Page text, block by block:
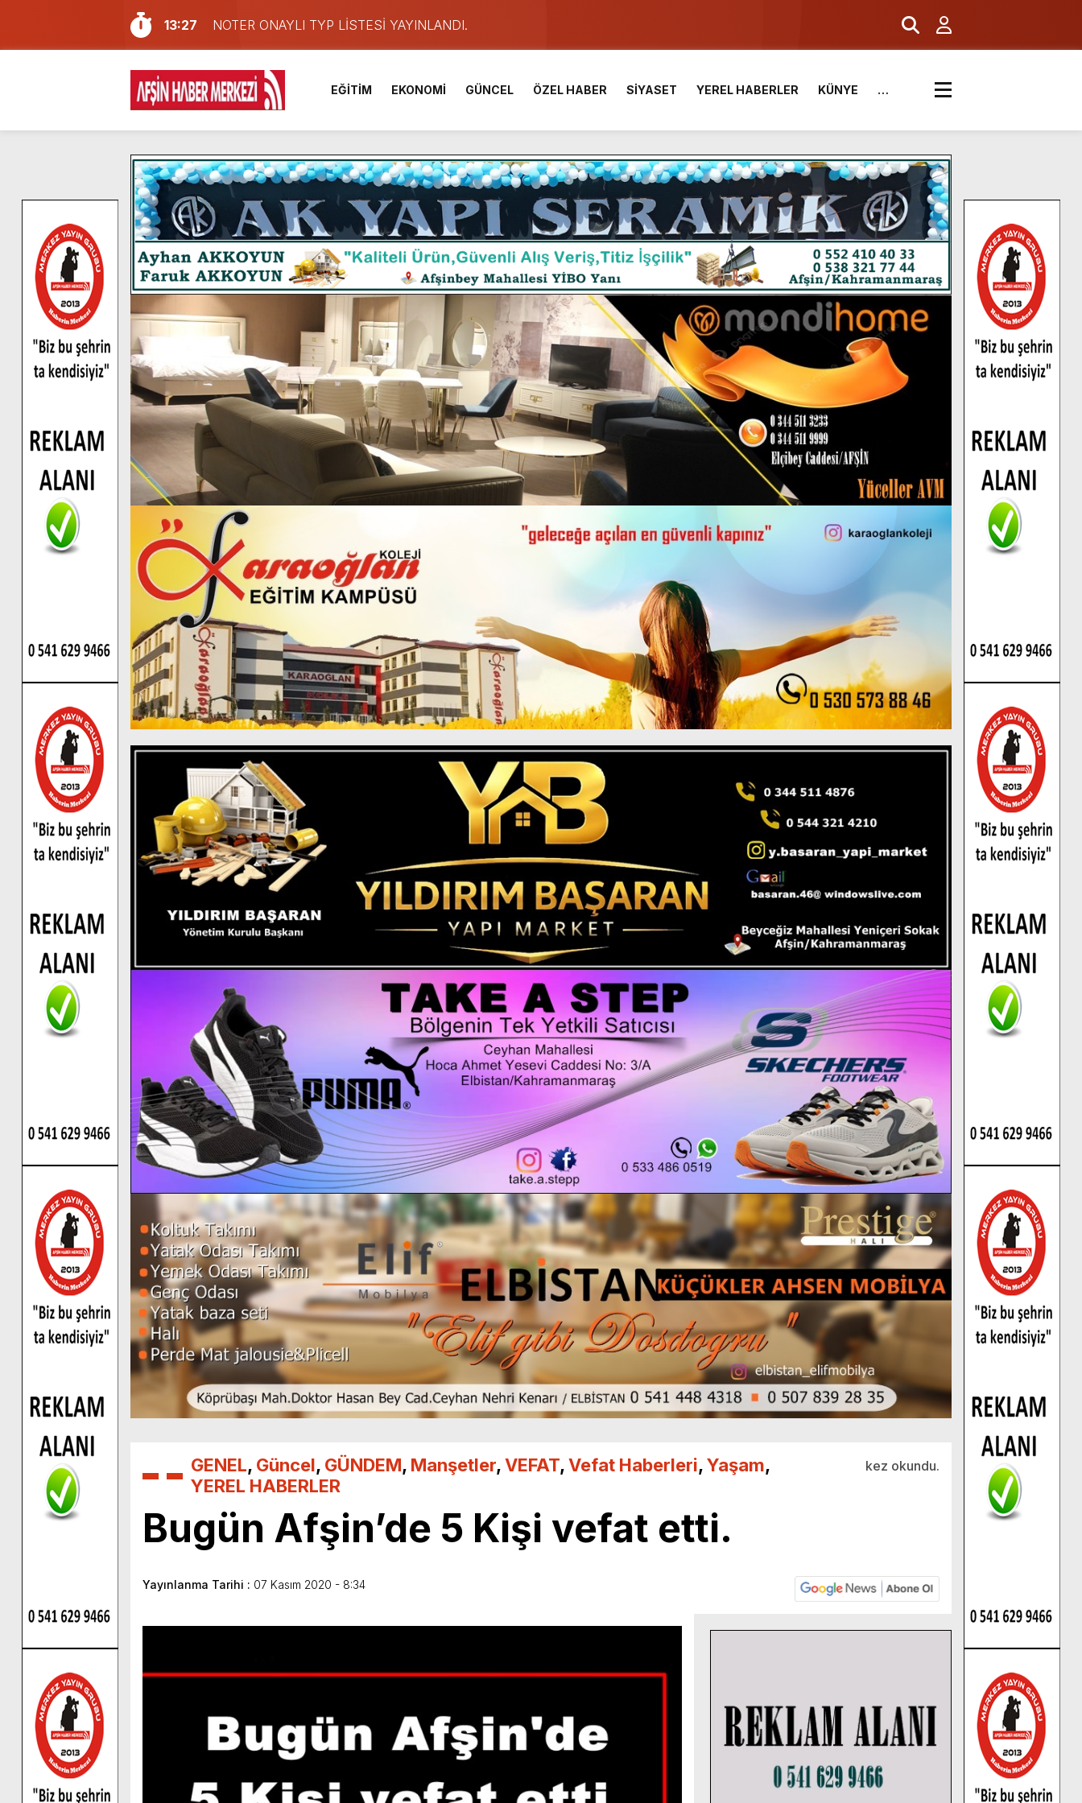
13:27
NOTER ONAYLI TYP LİSTESİ YAYINLANDI.
11:22
KAFUM Fuar Alanı Bulut ve Yavuz’un Ezgileriyle Şenlendi.
8:06
Afşinli bir hemşehrimizin de olduğu Filistin Konvoyu, güçlenerek ilerliyor.
14:05
Madrigal, Perşembe Günü KAFUM’da Sahne Alacak.
7:39
KEDİNİZ Mİ VAR?
7:27
Cumhurbaşkanı Erdoğan, Ayser Çalık Ortaokulu Şehitlerinin Aileleriyle Bir Araya Geldi.
13:57
Afşin Heyetinden Kaymakam Muammer Sarıdoğan’a Beşikdüzü’nde hayırlı olsun ziyareti.
10:34
Vatandaşlardan Ağustos Fuarı’na Tam Not.
16:48
Pusula Maraş Kamplarında 2 Bin Genç Doğa ve Bilimle Buluştu.
16:10
Uluslararası Bisiklet Yarışması’nda En Zorlu Etap Tamamlandı.
EĞİTİM EKONOMİ GÜNCEL ÖZEL HABER SİYASET YEREL HABERLER KÜNYE …
GENEL, Güncel, GÜNDEM, Manşetler,VEFAT,Vefat Haberleri,Yaşam,
YEREL HABERLER
kez okundu.
Bugün Afşin’de 5 Kişi vefat etti.
Yayınlanma Tarihi : 07 Kasım 2020 - 8:34